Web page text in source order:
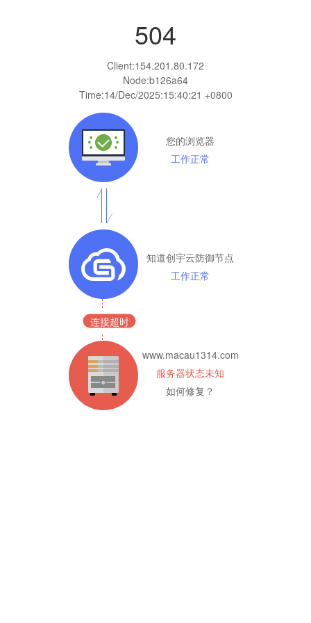
504
Client:154.201.80.172
Node:b126a64
Time:14/Dec/2025:15:40:21 +0800
您的浏览器
工作正常
知道创宇云防御节点
工作正常
连接超时
www.macau1314.com
服务器状态未知
如何修复？